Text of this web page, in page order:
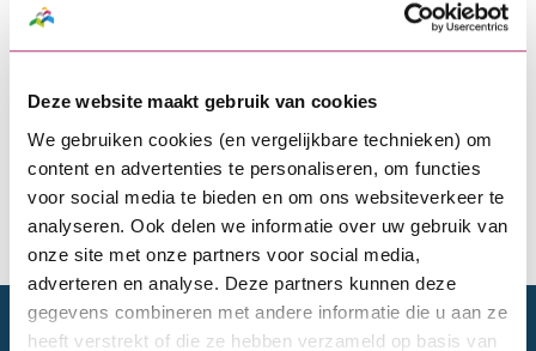
Deze website maakt gebruik van cookies
We gebruiken cookies (en vergelijkbare technieken) om
content en advertenties te personaliseren, om functies
voor social media te bieden en om ons websiteverkeer te
analyseren. Ook delen we informatie over uw gebruik van
onze site met onze partners voor social media,
adverteren en analyse. Deze partners kunnen deze
gegevens combineren met andere informatie die u aan ze
heeft verstrekt of die ze hebben verzameld op basis van
Jaaropgave
Vragen en antwoorden
Vragen en antwoorden
Zoeken
Zoeken
Doelgroepen